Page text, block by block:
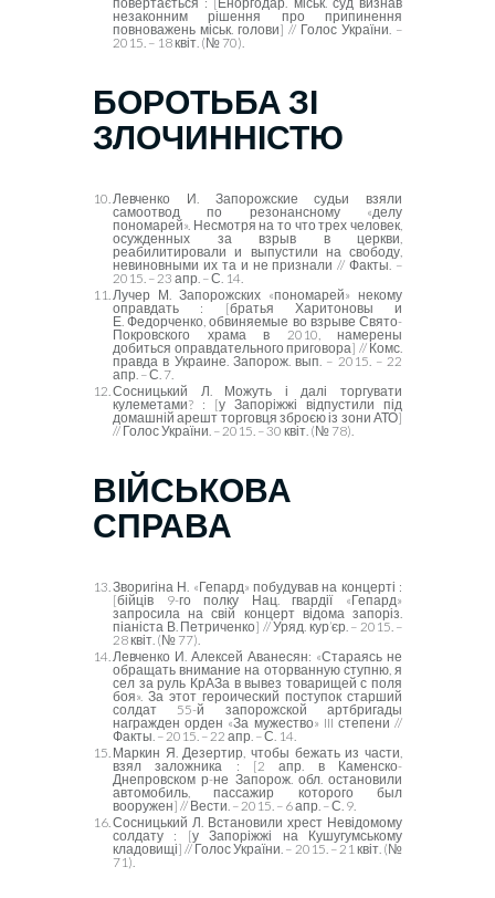
незаконним рішення про припинення
повноважень міськ. голови] // Голос України. –
2015. – 18 квіт. (№ 70).
БОРОТЬБА ЗІ
ЗЛОЧИННІСТЮ
Левченко И. Запорожские судьи взяли
самоотвод по резонансному «делу
пономарей». Несмотря на то что трех человек,
осужденных за взрыв в церкви,
реабилитировали и выпустили на свободу,
невиновными их та и не признали // Факты. –
2015. – 23 апр. – С. 14.
Лучер М. Запорожских «пономарей» некому
оправдать : [братья Харитоновы и
Е. Федорченко, обвиняемые во взрыве Свято-
Покровского храма в 2010, намерены
добиться оправдательного приговора] // Комс.
правда в Украине. Запорож. вып. – 2015. – 22
апр. – С. 7.
Сосницький Л. Можуть і далі торгувати
кулеметами? : [у Запоріжжі відпустили під
домашній арешт торговця зброєю із зони АТО]
// Голос України. – 2015. – 30 квіт. (№ 78).
ВІЙСЬКОВА
СПРАВА
Зворигіна Н. «Гепард» побудував на концерті :
[бійців 9-го полку Нац. гвардії «Гепард»
запросила на свій концерт відома запоріз.
піаніста В. Петриченко] // Уряд. кур’єр. – 2015. –
28 квіт. (№ 77).
Левченко И. Алексей Аванесян: «Стараясь не
обращать внимание на оторванную ступню, я
сел за руль КрАЗа в вывез товарищей с поля
боя». За этот героический поступок старший
солдат 55-й запорожской артбригады
награжден орден «За мужество» III степени //
Факты. – 2015. – 22 апр. – С. 14.
Маркин Я. Дезертир, чтобы бежать из части,
взял заложника : [2 апр. в Каменско-
Днепровском р-не Запорож. обл. остановили
автомобиль, пассажир которого был
вооружен] // Вести. – 2015. – 6 апр. – С. 9.
Сосницький Л. Встановили хрест Невідомому
солдату : [у Запоріжжі на Кушугумському
кладовищі] // Голос України. – 2015. – 21 квіт. (№
71).